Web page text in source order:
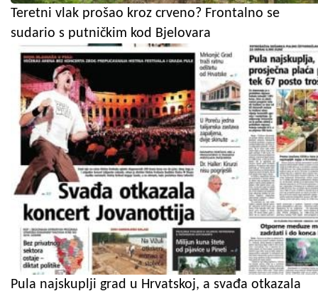
Teretni vlak prošao kroz crveno? Frontalno se
sudario s putničkim kod Bjelovara
Pula najskuplji grad u Hrvatskoj, a svađa otkazala